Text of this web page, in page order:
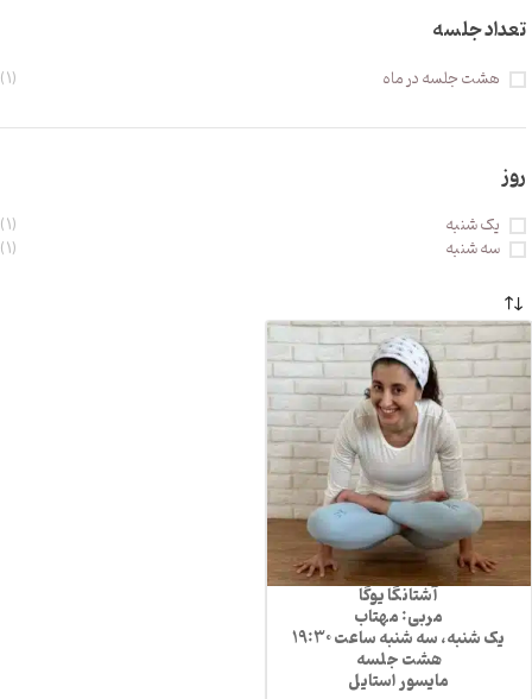
تعداد جلسه
هشت جلسه در ماه (1)
روز
یک شنبه (1)
سه شنبه (1)
آشتانگا یوگا
مربی: مهتاب
یک شنبه، سه شنبه ساعت 19:30
هشت جلسه
مایسور استایل